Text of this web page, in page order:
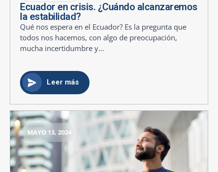
Ecuador en crisis. ¿Cuándo alcanzaremos
la estabilidad?
Qué nos espera en el Ecuador? Es la pregunta que
todos nos hacemos, con algo de preocupación,
mucha incertidumbre y...
Leer más
MAYO 13, 2024